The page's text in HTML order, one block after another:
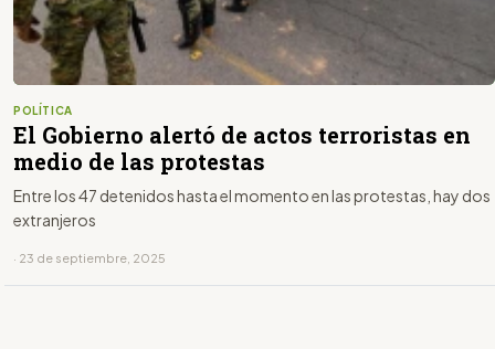
POLÍTICA
El Gobierno alertó de actos terroristas en
medio de las protestas
Entre los 47 detenidos hasta el momento en las protestas, hay dos
extranjeros
· 23 de septiembre, 2025